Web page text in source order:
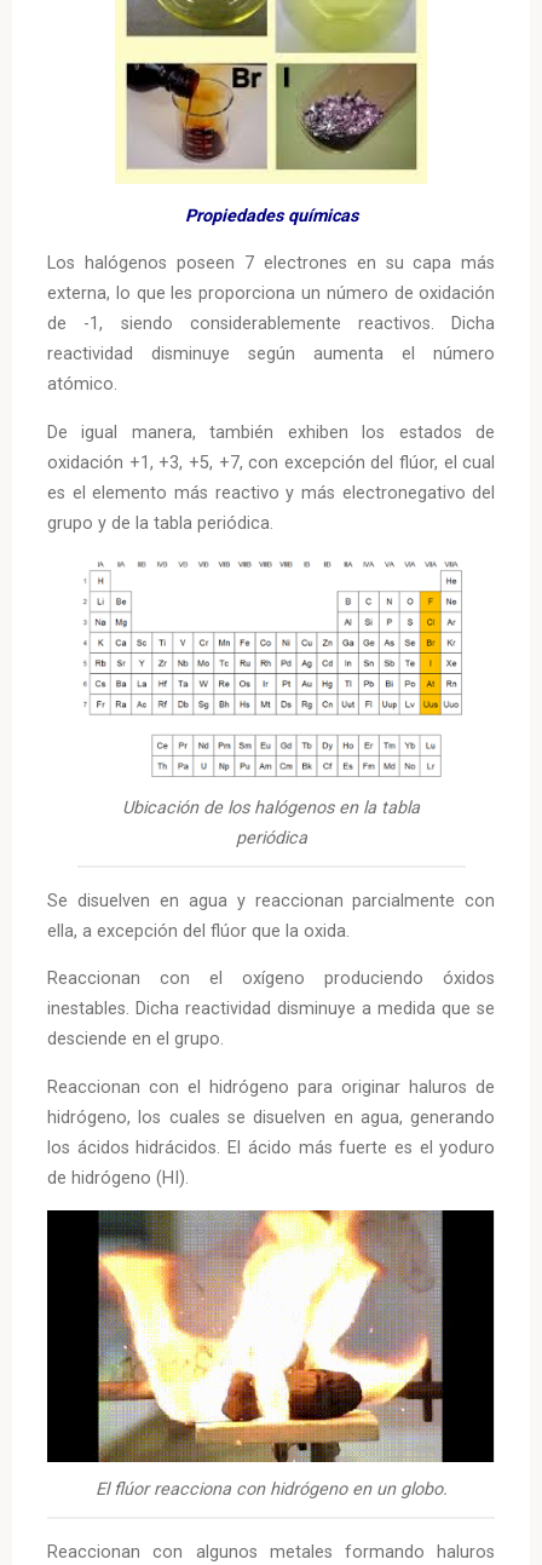
Propiedades químicas
Los halógenos poseen 7 electrones en su capa más
externa, lo que les proporciona un número de oxidación
de -1, siendo considerablemente reactivos. Dicha
reactividad disminuye según aumenta el número
atómico.
De igual manera, también exhiben los estados de
oxidación +1, +3, +5, +7, con excepción del flúor, el cual
es el elemento más reactivo y más electronegativo del
grupo y de la tabla periódica.
Ubicación de los halógenos en la tabla
periódica
Se disuelven en agua y reaccionan parcialmente con
ella, a excepción del flúor que la oxida.
Reaccionan con el oxígeno produciendo óxidos
inestables. Dicha reactividad disminuye a medida que se
desciende en el grupo.
Reaccionan con el hidrógeno para originar haluros de
hidrógeno, los cuales se disuelven en agua, generando
los ácidos hidrácidos. El ácido más fuerte es el yoduro
de hidrógeno (HI).
El flúor reacciona con hidrógeno en un globo.
Reaccionan con algunos metales formando haluros